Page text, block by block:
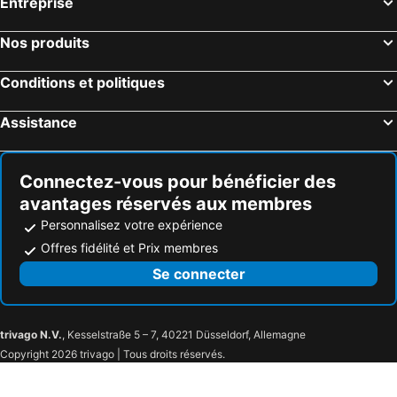
Nos produits
Conditions et politiques
Assistance
Connectez-vous pour bénéficier des
avantages réservés aux membres
Personnalisez votre expérience
Offres fidélité et Prix membres
Se connecter
trivago N.V., Kesselstraße 5 – 7, 40221 Düsseldorf, Allemagne
Copyright 2026 trivago | Tous droits réservés.